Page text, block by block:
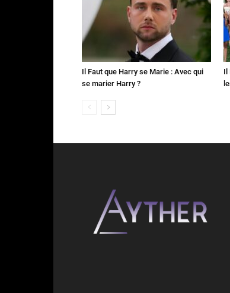
Il Faut que Harry se Marie : Avec qui
se marier Harry ?
Il